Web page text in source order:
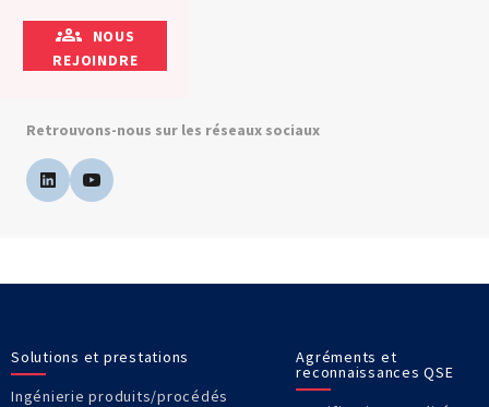
NOUS
REJOINDRE
Retrouvons-nous sur les réseaux sociaux
Solutions et prestations
Ingénierie produits/procédés
Agréments et
reconnaissances QSE